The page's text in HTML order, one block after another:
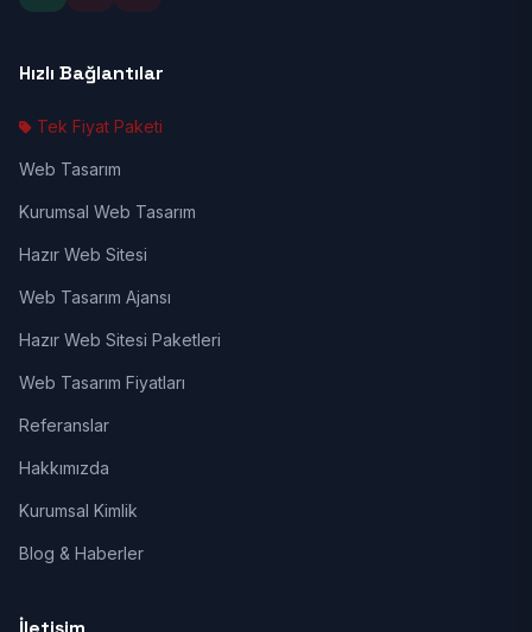
Hızlı Bağlantılar
Tek Fiyat Paketi
Web Tasarım
Kurumsal Web Tasarım
Hazır Web Sitesi
Web Tasarım Ajansı
Hazır Web Sitesi Paketleri
Web Tasarım Fiyatları
Referanslar
Hakkımızda
Kurumsal Kimlik
Blog & Haberler